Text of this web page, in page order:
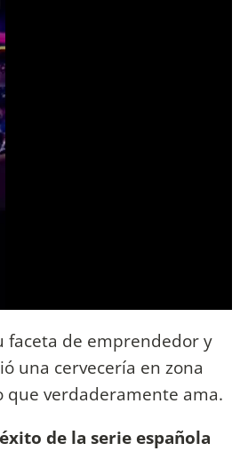
faceta de emprendedor y
una cervecería en zona
que verdaderamente ama.
de la serie española